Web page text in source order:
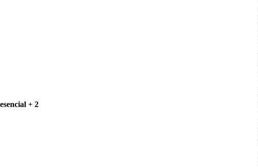
+ 2